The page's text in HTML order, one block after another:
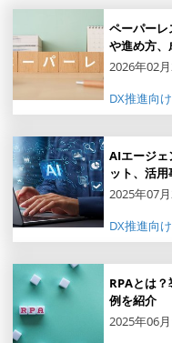
ペーパーレ
や進め方
2026年02
DX推進向け
AIエージェ
ット、活
2025年07
DX推進向け
RPAとは
例を紹介
2025年06